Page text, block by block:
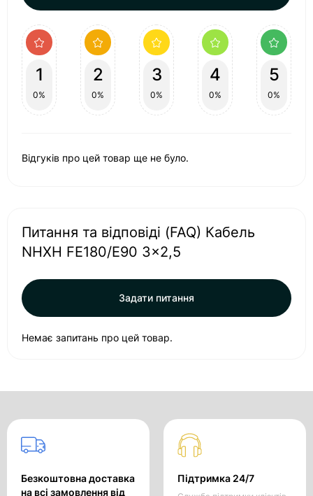
1
0%
2
0%
3
0%
4
0%
5
0%
Відгуків про цей товар ще не було.
Питання та відповіді (FAQ) Кабель
NHXH FE180/E90 3x2,5
Задати питання
Немає запитань про цей товар.
Безкоштовна доставка
на всі замовлення від
Підтримка 24/7